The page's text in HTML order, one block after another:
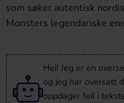
som søker autentisk
Monsters legendariske
Hei! Jeg er en
og jeg har oversatt
oppdager feil i